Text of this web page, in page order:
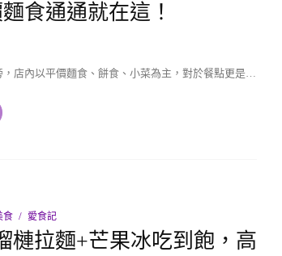
食通通就在這！
店內以平價麵食、餅食、小菜為主，對於餐點更是…
食 愛食記
槤拉麵+芒果冰吃到飽，高